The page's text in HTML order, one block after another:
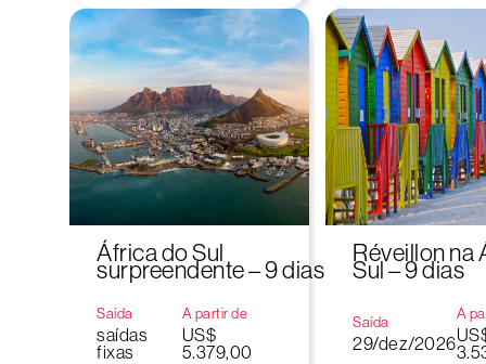
África do Sul
surpreendente – 9 dias
Saída
saídas
fixas
A partir de
US$
5.379,00
Réveillon na
Sul – 9 dias
Saída
29/dez/2026
A